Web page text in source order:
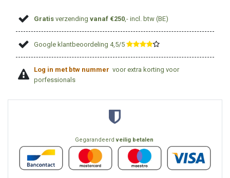
Gratis verzendingvanaf €250 ,- incl. btw (BE)
Google klantbeoordeling 4,5/5 ​
Log in met btw nummer voor extra korting voor
porfessionals
Gegarandeerdveilig betalen